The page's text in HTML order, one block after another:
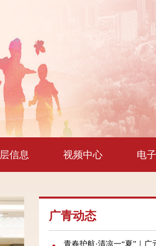
信息 视频中心 电
广青动态
青春护航·清凉一“夏”｜